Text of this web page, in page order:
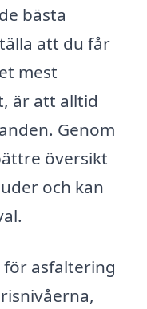
bästa
att du får
mest
är att alltid
Genom
översikt
och kan
asfaltering